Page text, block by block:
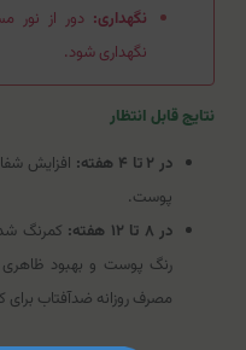
نگهداری: دور از نور
نگهداری شود.
نتایج قابل انتظار
در ۲ تا ۴ هفته:
افزایش
پوست.
در ۸ تا ۱۲ هفته:
کمرنگ
رنگ پوست و بهبود ظاهری
مصرف روزانه ضدآفتاب